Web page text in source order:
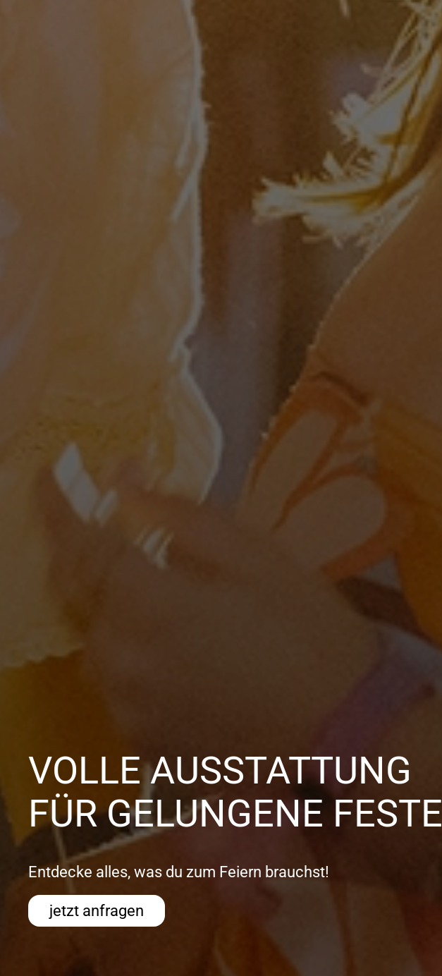
VOLLE AUSSTATTUNG
FÜR GELUNGENE FESTE
Entdecke alles, was du zum Feiern brauchst!
jetzt anfragen